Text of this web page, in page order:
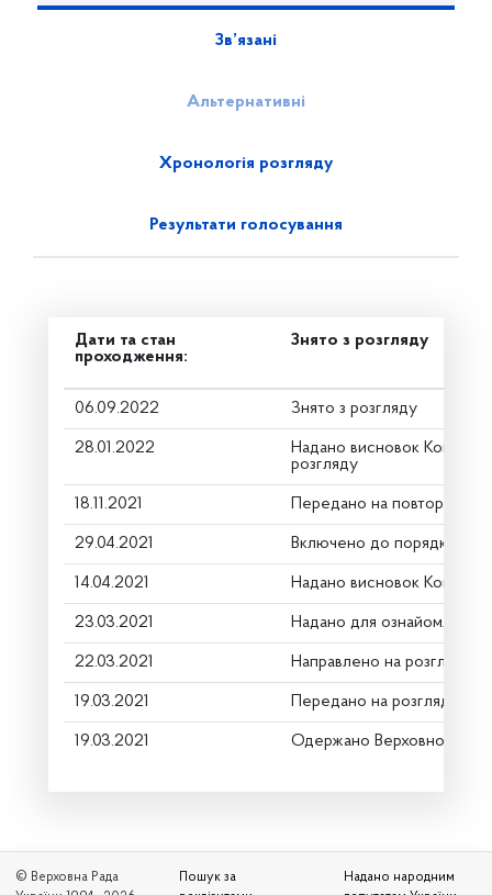
Зв’язані
Альтернативні
Хронологія розгляду
Результати голосування
Дати та стан
проходження:
Знято з розгляду
06.09.2022 Знято з розгляду
28.01.2022
Надано висновок Комітету
розгляду
18.11.2021 Передано на повторне
29.04.2021 Включено до порядку
14.04.2021 Надано висновок
23.03.2021 Надано для ознайомлення
22.03.2021 Направлено на розгляд
19.03.2021 Передано на розгляд
19.03.2021 Одержано Верховною
© Верховна Рада
Пошук за
Надано народним